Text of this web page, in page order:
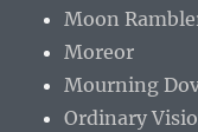
Moon
Moreor
Mourning
Ordinary